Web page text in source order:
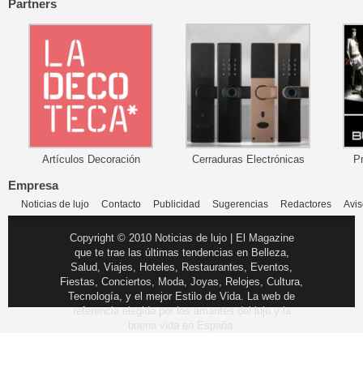
Partners
Artículos Decoración Cerraduras Electrónicas
Empresa
Noticias de lujo Contacto Publicidad Sugerencias Redactores
Copyright © 2010 Noticias de lujo | El Magazine
que te trae las últimas tendencias en Belleza,
Salud, Viajes, Hoteles, Restaurantes, Eventos,
Fiestas, Conciertos, Moda, Joyas, Relojes, Cultura,
Tecnología, y el mejor Estilo de Vida. La web de
referencia elegida por los amantes del lujo y la